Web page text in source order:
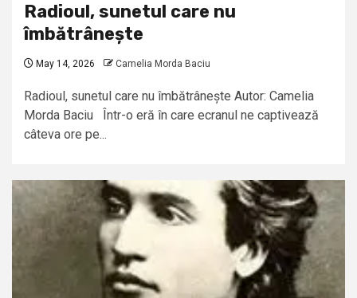
Radioul, sunetul care nu
îmbătrânește
May 14, 2026 Camelia Morda Baciu
Radioul, sunetul care nu îmbătrânește Autor: Camelia
Morda Baciu Într-o eră în care ecranul ne captivează
câteva ore pe...